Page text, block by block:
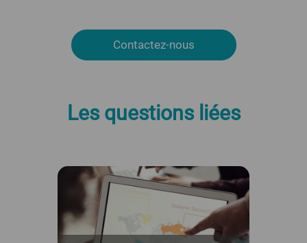
Contactez-nous
Les questions liées